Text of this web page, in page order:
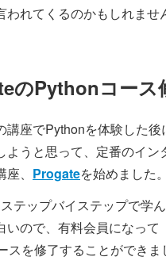
われてくるのかもしれませ
のPythonコース
講座でPythonを体験した
ようと思って、定番のイン
、 Progateを始めました。
テップバイステップで学
いので、有料会員になって
スを修了することができま